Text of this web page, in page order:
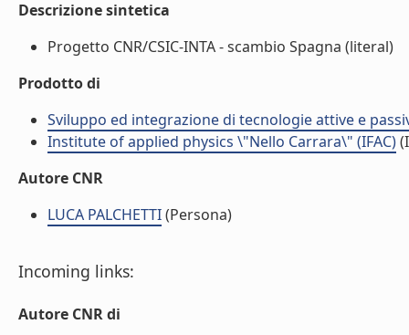
Descrizione sintetica
Progetto CNR/CSIC-INTA - scambio Spagna (literal)
Prodotto di
Sviluppo ed integrazione di tecnologie attive e
Institute of applied physics \"Nello Carrara\" (IFAC)
Autore CNR
LUCA PALCHETTI(Persona)
Incoming links:
Autore CNR di